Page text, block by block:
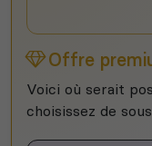
Offre
Voici où serait
choisissez de